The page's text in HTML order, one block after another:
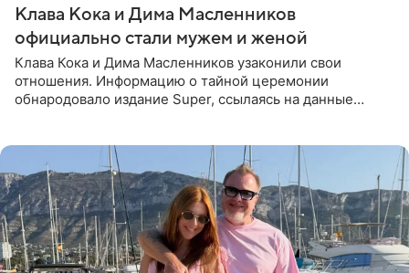
Клава Кока и Дима Масленников
официально стали мужем и женой
Клава Кока и Дима Масленников узаконили свои
отношения. Информацию о тайной церемонии
обнародовало издание Super, ссылаясь на данные